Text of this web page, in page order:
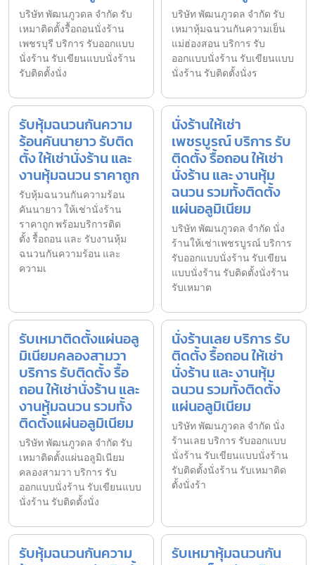
บริษัท พัฒนภูวดล จำกัด รับ
เหมาติดตั้งรื้อถอนนั่งร้าน
เพชรบุรี บริการ รับออกแบบ
นั่งร้าน รับเขียนแบบนั่งร้าน
รับติดตั้งนั่ง
บริษัท พัฒนภูวดล จำกัด รับ
เหมาหุ้มฉนวนกันความเย็น
แม่ฮ่องสอน บริการ รับ
ออกแบบนั่งร้าน รับเขียนแบบ
นั่งร้าน รับติดตั้งนั่งร
รับหุ้มฉนวนกันความ
ร้อนคันนายาว รับติด
ตั้ง ให้เช่านั่งร้าน และ
งานหุ้มฉนวน ราคาถูก
รับหุ้มฉนวนกันความร้อน
คันนายาว ให้เช่านั่งร้าน
ราคาถูก พร้อมบริการติด
ตั้ง รื้อถอน และ รับงานหุ้ม
ฉนวนกันความร้อน และ
ความเ
นั่งร้านให้เช่า
เพชรบูรณ์ บริการ รับ
ติดตั้ง รื้อถอน ให้เช่า
นั่งร้าน และ งานหุ้ม
ฉนวน รวมทั้งติดตั้ง
แผ่นอลูมิเนียม
บริษัท พัฒนภูวดล จำกัด นั่ง
ร้านให้เช่าเพชรบูรณ์ บริการ
รับออกแบบนั่งร้าน รับเขียน
แบบนั่งร้าน รับติดตั้งนั่งร้าน
รับเหมาต
รับเหมาติดตั้งแผ่นอลู
มิเนียมคลองสามวา
บริการ รับติดตั้ง รื้อ
ถอน ให้เช่านั่งร้าน และ
งานหุ้มฉนวน รวมทั้ง
ติดตั้งแผ่นอลูมิเนียม
บริษัท พัฒนภูวดล จำกัด รับ
เหมาติดตั้งแผ่นอลูมิเนียม
คลองสามวา บริการ รับ
ออกแบบนั่งร้าน รับเขียนแบบ
นั่งร้าน รับติดตั้งนั่ง
นั่งร้านเลย บริการ รับ
ติดตั้ง รื้อถอน ให้เช่า
นั่งร้าน และ งานหุ้ม
ฉนวน รวมทั้งติดตั้ง
แผ่นอลูมิเนียม
บริษัท พัฒนภูวดล จำกัด นั่ง
ร้านเลย บริการ รับออกแบบ
นั่งร้าน รับเขียนแบบนั่งร้าน
รับติดตั้งนั่งร้าน รับเหมาติด
ตั้งนั่งร้า
รับหุ้มฉนวนกันความ
รับเหมาหุ้มฉนวนกัน